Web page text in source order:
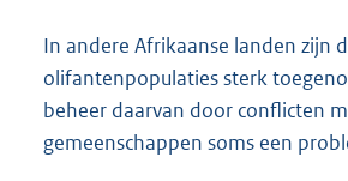
In andere Afrikaanse landen zijn
olifantenpopulaties sterk
beheer daarvan door conflicten
gemeenschappen soms een